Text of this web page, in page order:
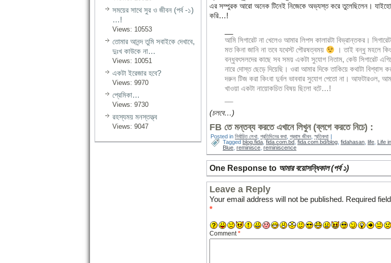
সময়ের সাথে সুর ও জীবন (পর্ব -১)
…!
Views: 10553
তোমার আনন্দ তুমি সবাইকে দেখাবে,
দুঃখ কাউকে না…
Views: 10051
একটা ইরেজার হবে?
Views: 9970
প্রেমিকা…
Views: 9730
রহস্যময় মনস্তত্ত্ব
Views: 9047
এর সম্পুরক আরো অনেক টিনেই নিজেকে অভ্যস্ত করে তুলেছিলেন।
করি…!
আমি সিগারেট না খেলেও আমার লিপস কালারটা বিভ্রান্তকর। সিগারেট
মত কিনা জানি না তবে যথেস্ট পৌরষত্বময়
। তাই বন্ধু মহলে
বন্ধুবৎসলদের কাছে সব সময় একটা সুযোগ নিতাম, কেউ সিগারেট
নারে দোস্ত ছেড়ে দিয়েছি। ওরা আমার দিকে তাকিয়ে কথাটা বিশ্বাস
দরুন টিজ করা কিংবা দুর্বল ভাববার সুযোগ পেতো না। আফটারওল,
খাওয়া একটা নায়োকচিত বিষয় ছিলো বটে…!
(চলবে…)
FB তে মন্তব্য করতে এখানে লিখুন (ব্লগে করতে নিচে) :
Posted in নির্বাচিত লেখা প্রতিদিনের কথা প্রবাস জীবন ,স্মৃতিকথা |
Tagged blog.fida fida.com.bd fida.com.bd/blog fidahasan life Life
Blue reminisce reminiscence
One Response to আমার বয়োসন্ধিকাল (পর্ব ১)
Leave a Reply
Your email address will not be published. Required
*
Comment*